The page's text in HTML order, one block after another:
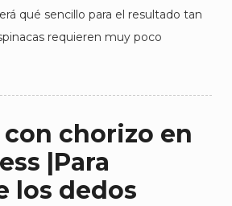
qué sencillo para el resultado tan
requieren muy poco
chorizo en
|Para
los dedos